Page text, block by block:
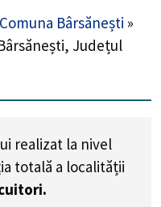
Comuna Bârsănești »
Județul
realizat la nivel
totală a localității